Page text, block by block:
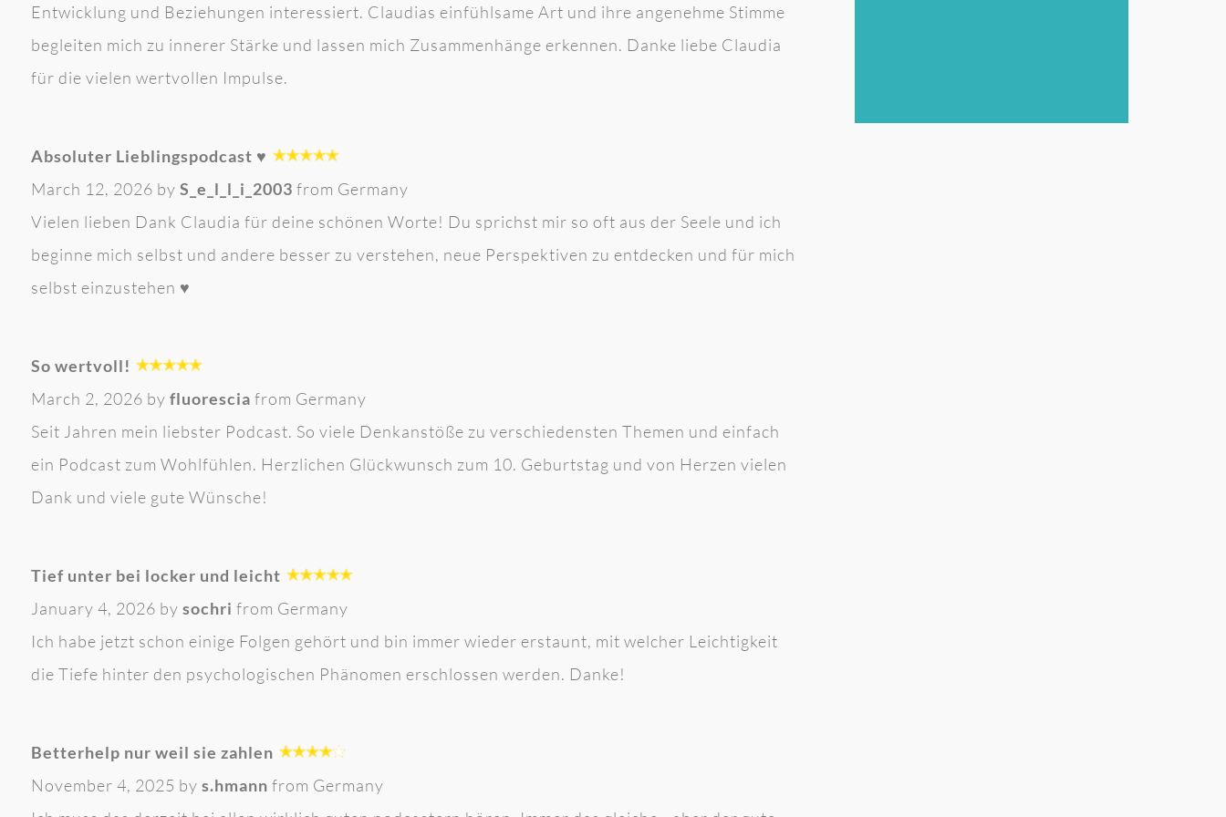
Entwicklung und Beziehungen interessiert. Claudias einfühlsame Art und ihre angenehme Stimme
begleiten mich zu innerer Stärke und lassen mich Zusammenhänge erkennen. Danke liebe Claudia
für die vielen wertvollen Impulse.
Absoluter Lieblingspodcast ♥️
March 12, 2026 by S_e_l_l_i_2003 from Germany
Vielen lieben Dank Claudia für deine schönen Worte! Du sprichst mir so oft aus der Seele und ich
beginne mich selbst und andere besser zu verstehen, neue Perspektiven zu entdecken und für mich
selbst einzustehen ♥️
So wertvoll!
March 2, 2026 by fluorescia from Germany
Seit Jahren mein liebster Podcast. So viele Denkanstöße zu verschiedensten Themen und einfach
ein Podcast zum Wohlfühlen. Herzlichen Glückwunsch zum 10. Geburtstag und von Herzen vielen
Dank und viele gute Wünsche!
Tief unter bei locker und leicht
January 4, 2026 by sochri from Germany
Ich habe jetzt schon einige Folgen gehört und bin immer wieder erstaunt, mit welcher Leichtigkeit
die Tiefe hinter den psychologischen Phänomen erschlossen werden. Danke!
Betterhelp nur weil sie zahlen
November 4, 2025 by s.hmann from Germany